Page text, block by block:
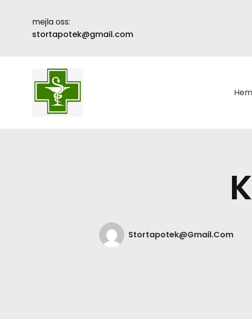
mejla oss:
stortapotek@gmail.com
Hem
Stortapotek@gmail.com